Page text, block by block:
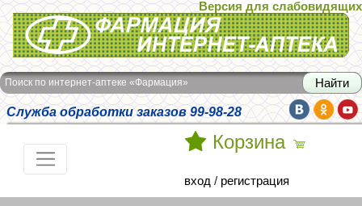
Интернет-аптека Фармация
Версия для слабовидящих
Поиск по интернет-аптеке «Фармация»
Служба обработки заказов 99-98-28
Корзина
вход / регистрация